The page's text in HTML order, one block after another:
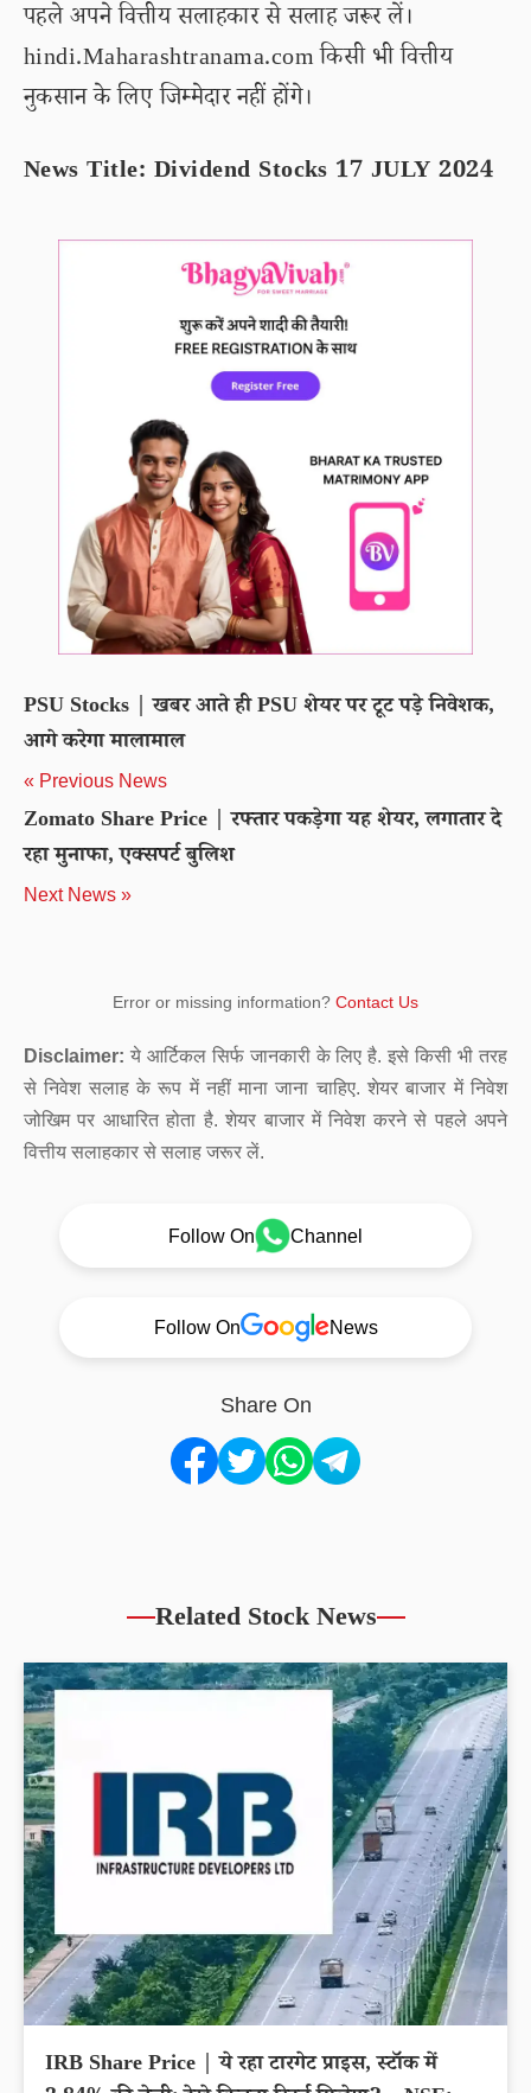
पहले अपने वित्तीय सलाहकार से सलाह जरूर लें।
hindi.Maharashtranama.com किसी भी वित्तीय
नुकसान के लिए जिम्मेदार नहीं होंगे।
News Title: Dividend Stocks 17 JULY 2024
PSU Stocks | खबर आते ही PSU शेयर पर टूट पड़े निवेशक,
आगे करेगा मालामाल
« Previous News
Zomato Share Price | रफ्तार पकड़ेगा यह शेयर, लगातार दे
रहा मुनाफा, एक्सपर्ट बुलिश
Next News »
Error or missing information? Contact Us
Disclaimer: ये आर्टिकल सिर्फ जानकारी के लिए है. इसे किसी भी तरह
से निवेश सलाह के रूप में नहीं माना जाना चाहिए. शेयर बाजार में निवेश
जोखिम पर आधारित होता है. शेयर बाजार में निवेश करने से पहले अपने
वित्तीय सलाहकार से सलाह जरूर लें.
Follow On Channel
Follow On News
Share On
Related Stock News
IRB Share Price | ये रहा टारगेट प्राइस, स्टॉक में